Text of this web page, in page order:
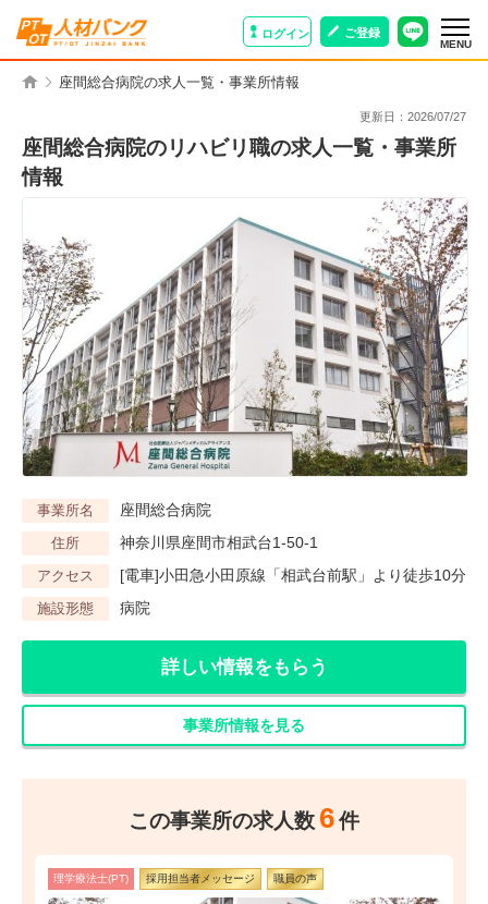
ログイン ご登録
MENU
座間総合病院の求人一覧・事業所情報
更新日： 2026/07/27
座間総合病院のリハビリ職の求人一覧・事業所
情報
事業所名 座間総合病院
住所 神奈川県座間市相武台1-50-1
アクセス [電車]小田急小田原線「相武台前駅」より徒歩10分
施設形態 病院
詳しい情報をもらう
事業所情報を見る
この事業所の求人数 6件
理学療法士(PT) 採用担当者メッセージ 職員の声